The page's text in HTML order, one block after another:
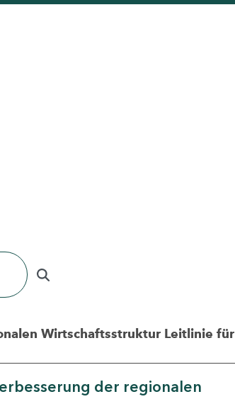
Wirtschaftsstruktur Leitlinie für
der regionalen